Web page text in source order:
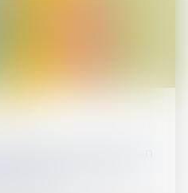
: la conception
à caractériser la
de vie